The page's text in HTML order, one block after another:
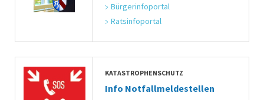
Bürgerinfoportal
Ratsinfoportal
KATASTROPHENSCHUTZ
Info Notfallmeldestellen